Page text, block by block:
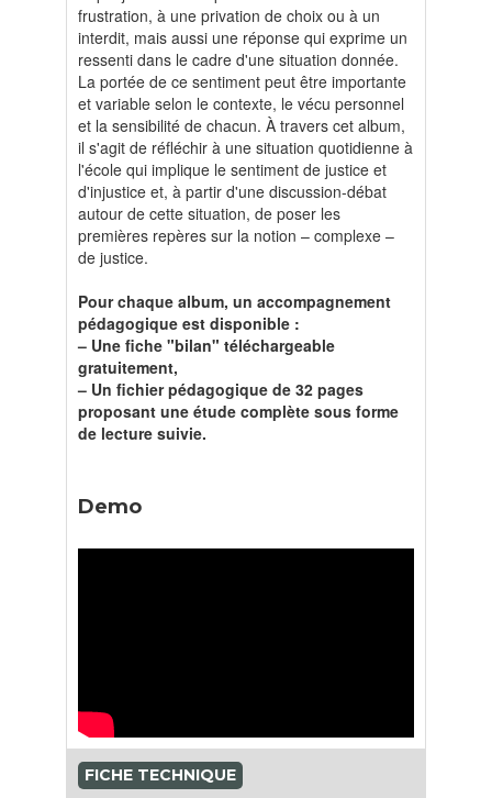
frustration, à une privation de choix ou à un
interdit, mais aussi une réponse qui exprime un
ressenti dans le cadre d'une situation donnée.
La portée de ce sentiment peut être importante
et variable selon le contexte, le vécu personnel
et la sensibilité de chacun. À travers cet album,
il s'agit de réfléchir à une situation quotidienne à
l'école qui implique le sentiment de justice et
d'injustice et, à partir d'une discussion-débat
autour de cette situation, de poser les
premières repères sur la notion – complexe –
de justice.
Pour chaque album, un accompagnement
pédagogique est disponible :
– Une fiche "bilan" téléchargeable
gratuitement,
– Un fichier pédagogique de 32 pages
proposant une étude complète sous forme
de lecture suivie.
Demo
FICHE TECHNIQUE